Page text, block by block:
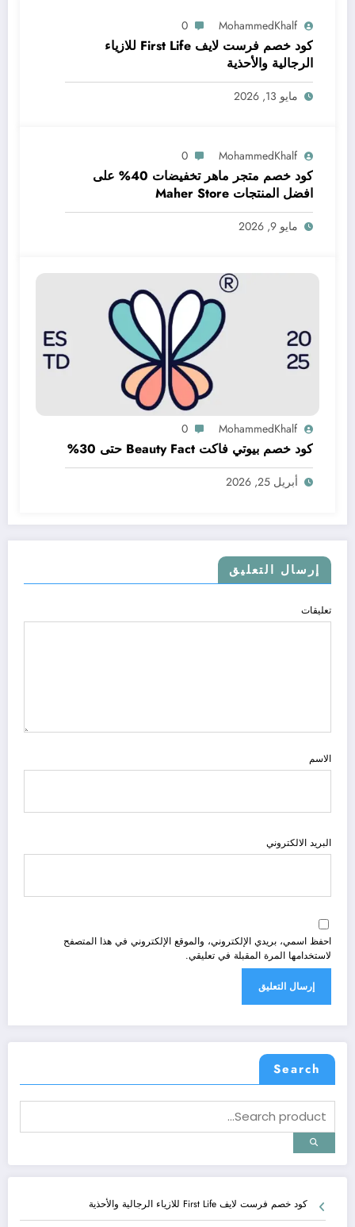
MohammedKhalf
0
كود خصم فرست لايف First Life للازياء
الرجالية والأحذية
مايو 13, 2026
MohammedKhalf
0
كود خصم متجر ماهر تخفيضات 40% على
افضل المنتجات Maher Store
مايو 9, 2026
MohammedKhalf
0
كود خصم بيوتي فاكت Beauty Fact حتى 30%
أبريل 25, 2026
إرسال التعليق
تعليقات
الاسم
البريد الالكتروني
احفظ اسمي، بريدي الإلكتروني، والموقع الإلكتروني في هذا المتصفح
لاستخدامها المرة المقبلة في تعليقي.
Search
كود خصم فرست لايف First Life للازياء الرجالية والأحذية